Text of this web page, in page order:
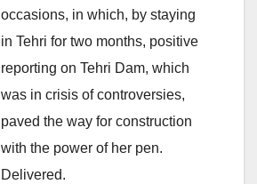
occasions, in which, by staying
in Tehri for two months, positive
reporting on Tehri Dam, which
was in crisis of controversies,
paved the way for construction
with the power of her pen.
Delivered.